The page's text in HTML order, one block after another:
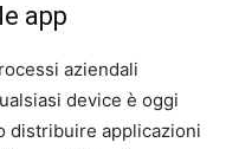
app
aziendali
device è oggi
distribuire applicazioni